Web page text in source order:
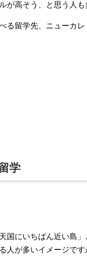
が高そう、と思う人も
る留学先、ニューカ
学
国にいちばん近い島
人が多いイメージで